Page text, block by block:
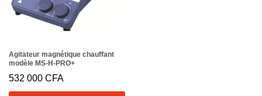
Agitateur magnétique chauffant
modèle MS-H-PRO+
532 000 CFA